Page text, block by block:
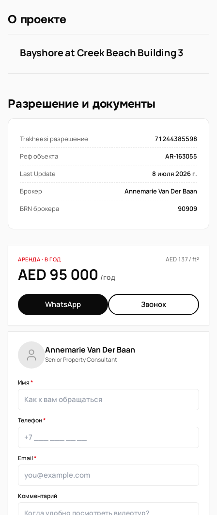
О проекте
Bayshore at Creek Beach Building 3
Разрешение и документы
Trakheesi разрешение
71244385598
Реф объекта
AR-163055
Last Update
8 июля 2026 г.
Брокер
Annemarie Van Der Baan
BRN брокера
90909
АРЕНДА · В ГОД AED 137 / ft²
AED 95 000 /год
WhatsApp Звонок
Annemarie Van Der Baan
Senior Property Consultant
Имя*
Телефон*
Email*
Комментарий